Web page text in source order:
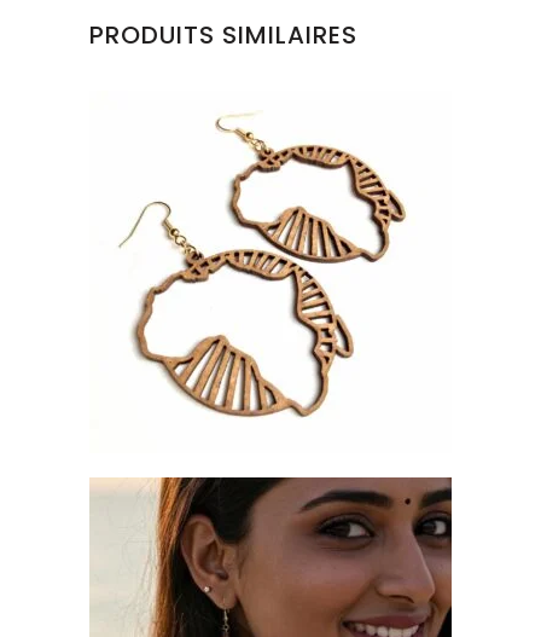
PRODUITS SIMILAIRES
KAMA – BOUCLES D’OREILLES EN
BOIS
€15.90
BOUCLES D’OREILLES TALIA EN BOIS
– BOHÈME, PENDANTES ET
DÉLICATES, STYLE ETHNIQUE